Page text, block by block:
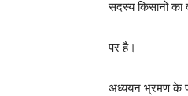
सदस्य किसानों का
पर है।
अध्ययन भ्रमण के